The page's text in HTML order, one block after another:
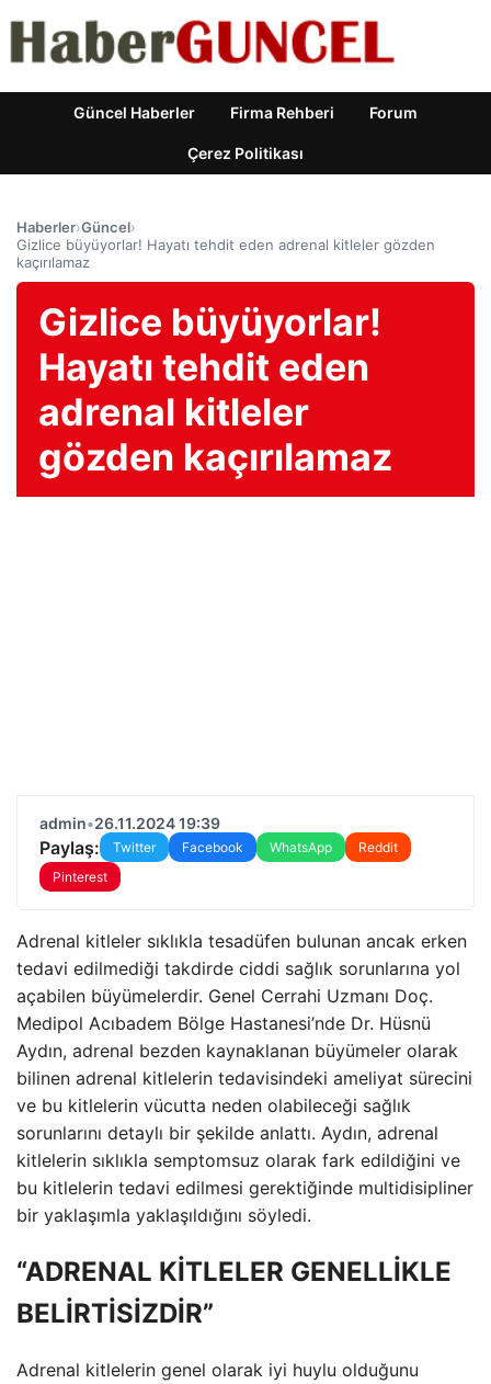
Güncel Haberler Firma Rehberi Forum
Çerez Politikası
Haberler›Güncel›
Gizlice büyüyorlar! Hayatı tehdit eden adrenal kitleler gözden
kaçırılamaz
Gizlice büyüyorlar!
Hayatı tehdit eden
adrenal kitleler
gözden kaçırılamaz
admin•26.11.2024 19:39
Paylaş: Twitter Facebook WhatsApp
Reddit
Pinterest
Adrenal kitleler sıklıkla tesadüfen bulunan ancak erken
tedavi edilmediği takdirde ciddi sağlık sorunlarına yol
açabilen büyümelerdir. Genel Cerrahi Uzmanı Doç.
Medipol Acıbadem Bölge Hastanesi’nde Dr. Hüsnü
Aydın, adrenal bezden kaynaklanan büyümeler olarak
bilinen adrenal kitlelerin tedavisindeki ameliyat sürecini
ve bu kitlelerin vücutta neden olabileceği sağlık
sorunlarını detaylı bir şekilde anlattı. Aydın, adrenal
kitlelerin sıklıkla semptomsuz olarak fark edildiğini ve
bu kitlelerin tedavi edilmesi gerektiğinde multidisipliner
bir yaklaşımla yaklaşıldığını söyledi.
“ADRENAL KİTLELER GENELLİKLE
BELİRTİSİZDİR”
Adrenal kitlelerin genel olarak iyi huylu olduğunu